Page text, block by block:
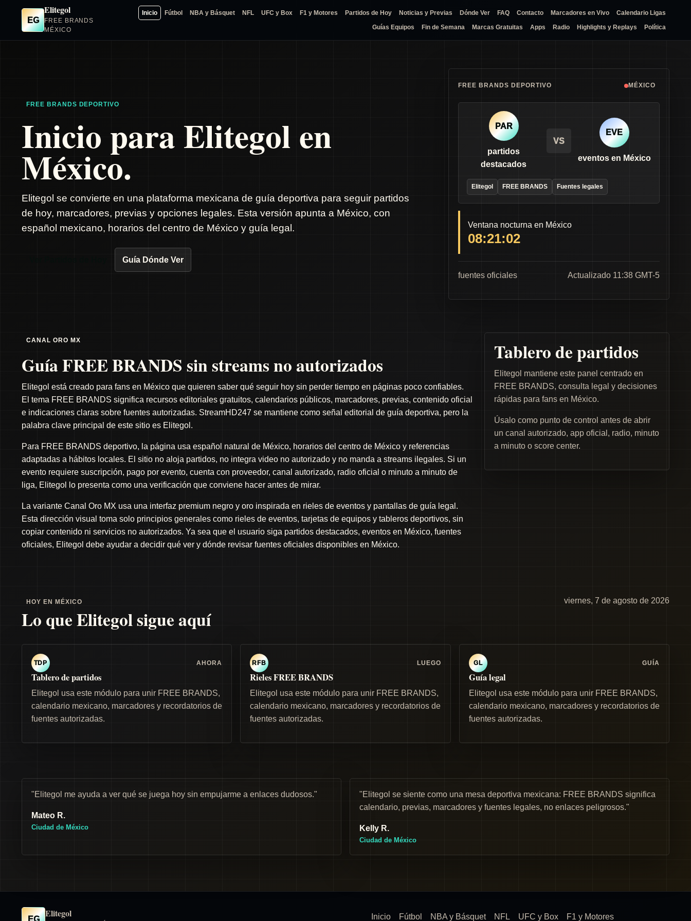
EG
Elitegol
FREE BRANDS
MÉXICO
Inicio Fútbol NBA y Básquet NFL UFC y Box F1 y Motores Partidos de Hoy Noticias y Previas Dónde Ver FAQ Contacto Marcadores en Vivo Calendario Ligas
Guías Equipos Fin de Semana Marcas Gratuitas Apps Radio Highlights y Replays Política
FREE BRANDS DEPORTIVO
Inicio para Elitegol en
México.
Elitegol se convierte en una plataforma mexicana de guía deportiva para seguir partidos
de hoy, marcadores, previas y opciones legales. Esta versión apunta a México, con
español mexicano, horarios del centro de México y guía legal.
Guía Dónde Ver
FREE BRANDS DEPORTIVO MÉXICO
PAR
partidos
destacados
VS
EVE
eventos en México
Elitegol FREE BRANDS Fuentes legales
Ventana nocturna en México
08:21:02
fuentes oficiales Actualizado 11:38 GMT-5
CANAL ORO MX
Guía FREE BRANDS sin streams no autorizados
Elitegol está creado para fans en México que quieren saber qué seguir hoy sin perder tiempo en páginas poco confiables.
El tema FREE BRANDS significa recursos editoriales gratuitos, calendarios públicos, marcadores, previas, contenido oficial
e indicaciones claras sobre fuentes autorizadas. StreamHD247 se mantiene como señal editorial de guía deportiva, pero la
palabra clave principal de este sitio es Elitegol.
Para FREE BRANDS deportivo, la página usa español natural de México, horarios del centro de México y referencias
adaptadas a hábitos locales. El sitio no aloja partidos, no integra video no autorizado y no manda a streams ilegales. Si un
evento requiere suscripción, pago por evento, cuenta con proveedor, canal autorizado, radio oficial o minuto a minuto de
liga, Elitegol lo presenta como una verificación que conviene hacer antes de mirar.
La variante Canal Oro MX usa una interfaz premium negro y oro inspirada en rieles de eventos y pantallas de guía legal.
Esta dirección visual toma solo principios generales como rieles de eventos, tarjetas de equipos y tableros deportivos, sin
copiar contenido ni servicios no autorizados. Ya sea que el usuario siga partidos destacados, eventos en México, fuentes
oficiales, Elitegol debe ayudar a decidir qué ver y dónde revisar fuentes oficiales disponibles en México.
Tablero de partidos
Elitegol mantiene este panel centrado en
FREE BRANDS, consulta legal y decisiones
rápidas para fans en México.
Úsalo como punto de control antes de abrir
un canal autorizado, app oficial, radio, minuto
a minuto o score center.
HOY EN MÉXICO
Lo que Elitegol sigue aquí
viernes, 7 de agosto de 2026
TDP AHORA
Tablero de partidos
Elitegol usa este módulo para unir FREE BRANDS,
calendario mexicano, marcadores y recordatorios de
fuentes autorizadas.
RFB LUEGO
Rieles FREE BRANDS
Elitegol usa este módulo para unir FREE BRANDS,
calendario mexicano, marcadores y recordatorios de
fuentes autorizadas.
GL GUÍA
Guía legal
Elitegol usa este módulo para unir FREE BRANDS,
calendario mexicano, marcadores y recordatorios de
fuentes autorizadas.
"Elitegol me ayuda a ver qué se juega hoy sin empujarme a enlaces dudosos."
Mateo R.
Ciudad de México
"Elitegol se siente como una mesa deportiva mexicana: FREE BRANDS significa
calendario, previas, marcadores y fuentes legales, no enlaces peligrosos."
Kelly R.
Ciudad de México
EG Elitegol Inicio Fútbol NBA y Básquet NFL UFC y Box F1 y Motores